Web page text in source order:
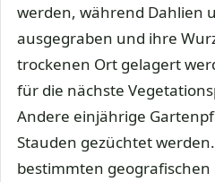
werden, während Dahlien
ausgegraben und ihre
trockenen Ort gelagert
für die nächste
Andere einjährige
Stauden gezüchtet
bestimmten